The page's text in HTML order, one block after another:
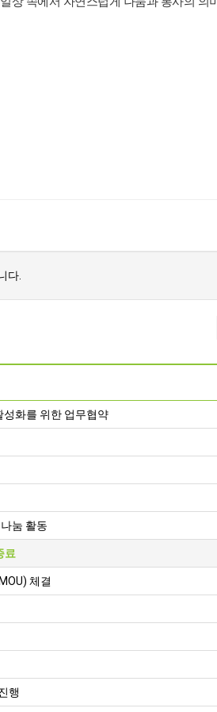
다.
화를 위한 업무협약
눔 활동
료
체결
행